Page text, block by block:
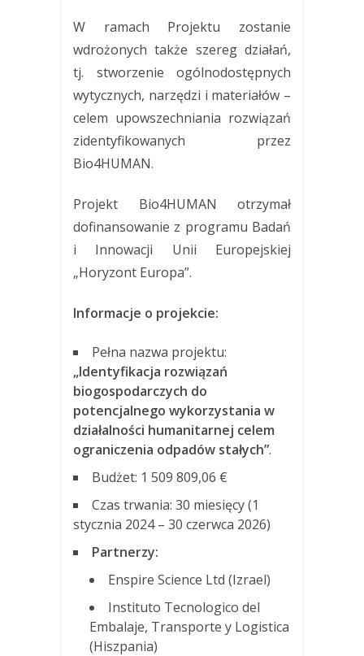
W ramach Projektu zostanie
wdrożonych także szereg działań,
tj. stworzenie ogólnodostępnych
wytycznych, narzędzi i materiałów –
celem upowszechniania rozwiązań
zidentyfikowanych przez
Bio4HUMAN.
Projekt Bio4HUMAN otrzymał
dofinansowanie z programu Badań
i Innowacji Unii Europejskiej
„Horyzont Europa”.
Informacje o projekcie:
Pełna nazwa projektu:
„Identyfikacja rozwiązań
biogospodarczych do
potencjalnego wykorzystania w
działalności humanitarnej celem
ograniczenia odpadów stałych”.
Budżet: 1 509 809,06 €
Czas trwania: 30 miesięcy (1
stycznia 2024 – 30 czerwca 2026)
Partnerzy:
Enspire Science Ltd (Izrael)
Instituto Tecnologico del
Embalaje, Transporte y Logistica
(Hiszpania)